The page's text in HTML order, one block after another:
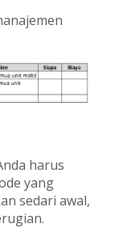
harus
yang
sedari awal,